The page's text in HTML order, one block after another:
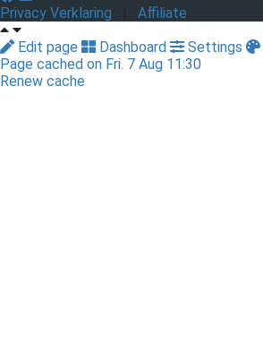
Privacy Verklaring
Affiliate
Edit page
Dashboard Settings
Page cached on Fri. 7 Aug 11:30
Renew cache